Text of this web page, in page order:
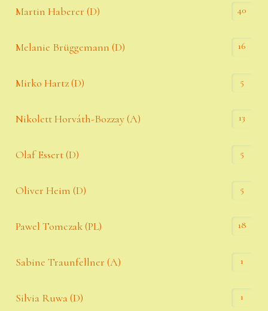
Martin Haberer (D) 40
Melanie Brüggemann (D) 16
Mirko Hartz (D) 5
Nikolett Horváth-Bozzay (A) 13
Olaf Essert (D) 5
Oliver Heim (D) 5
Pawel Tomczak (PL) 18
Sabine Traunfellner (A) 1
Silvia Ruwa (D) 1